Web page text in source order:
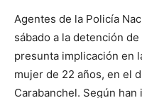
Agentes de la Policía
sábado a la detención
presunta implicación en
mujer de 22 años, en el
Carabanchel. Según